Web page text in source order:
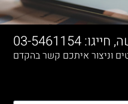
03-5461154
וניצור איתכם קשר בהקדם